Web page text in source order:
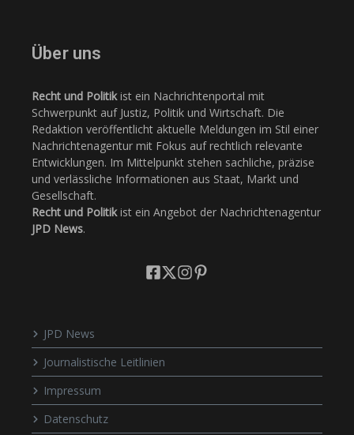
Über uns
Recht und Politikist ein Nachrichtenportal mit
Schwerpunkt auf Justiz, Politik und Wirtschaft. Die
Redaktion veröffentlicht aktuelle Meldungen im Stil einer
Nachrichtenagentur mit Fokus auf rechtlich relevante
Entwicklungen. Im Mittelpunkt stehen sachliche, präzise
und verlässliche Informationen aus Staat, Markt und
Gesellschaft.
Recht und Politikist ein Angebot der Nachrichtenagentur
JPD News.
JPD News
Journalistische Leitlinien
Impressum
Datenschutz